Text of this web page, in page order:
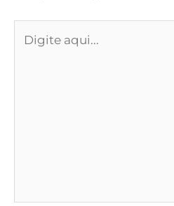
aqui...